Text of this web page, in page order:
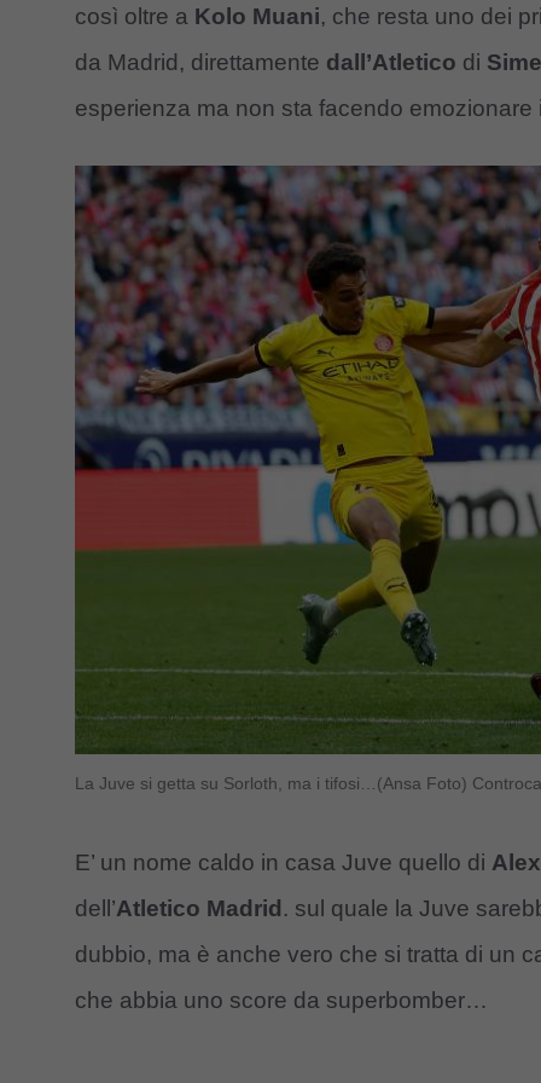
così oltre a Kolo Muani, che resta uno dei
da Madrid, direttamente dall’Atletico di
esperienza ma non sta facendo
La Juve si getta su Sorloth, ma i tifosi…(Ansa Foto)
E’ un nome caldo in casa Juve quello di
dell’Atletico Madrid . sul quale la Juve
dubbio, ma è anche vero che si tratta di un
che abbia uno score da superbomber…